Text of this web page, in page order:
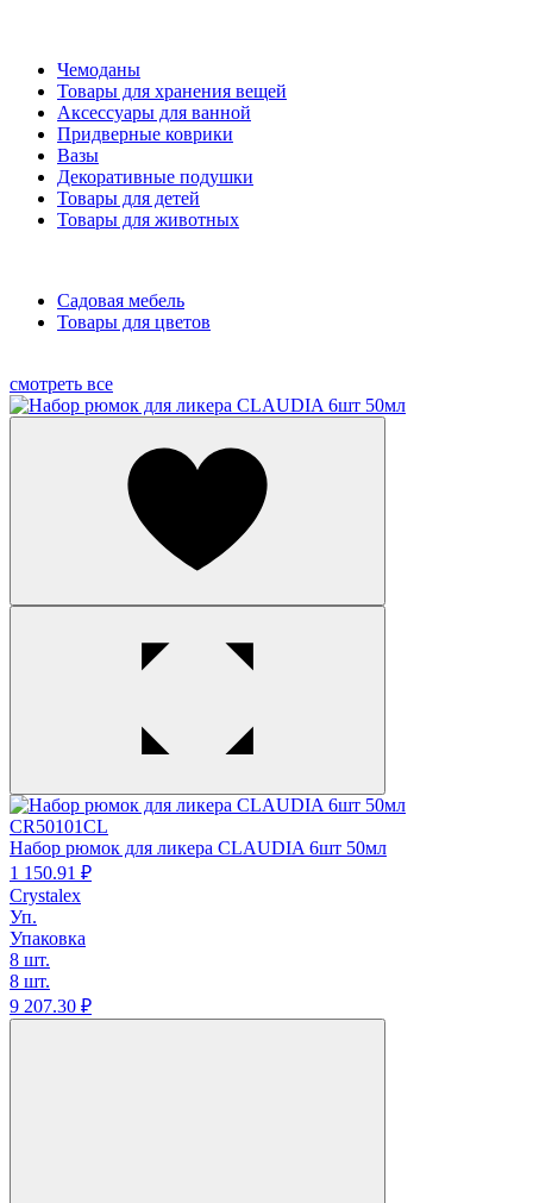
Чемоданы
Товары для хранения вещей
Аксессуары для ванной
Придверные коврики
Вазы
Декоративные подушки
Товары для детей
Товары для животных
Садовая мебель
Товары для цветов
смотреть все
CR50101CL
Набор рюмок для ликера CLAUDIA 6шт 50мл
1 150.91 ₽
Crystalex
Уп.
Упаковка
8 шт.
8 шт.
9 207.30 ₽